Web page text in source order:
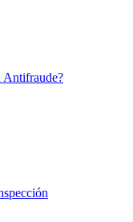
Antifraude?